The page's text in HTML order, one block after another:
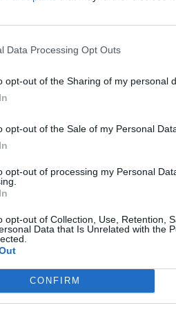
Data Processing Opt Outs
opt-out of the Sharing of my personal
opt-out of the Sale of my Personal
opt-out of processing my Personal
opt-out of Collection, Use, Retention,
Data that Is Unrelated with the
CONFIRM
на сила само ќе го
меѓу Иран и САД,
интегритет на
вели во објавата на Лин на
страни да
секоја конфронтациска
да преземат
споровите преку
на сеопфатен и